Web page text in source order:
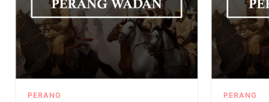
PERANG PERANG